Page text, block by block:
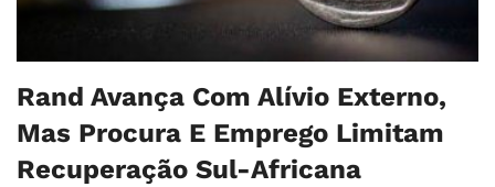
Rand Avança Com Alívio Externo,
Mas Procura E Emprego Limitam
Recuperação Sul-Africana